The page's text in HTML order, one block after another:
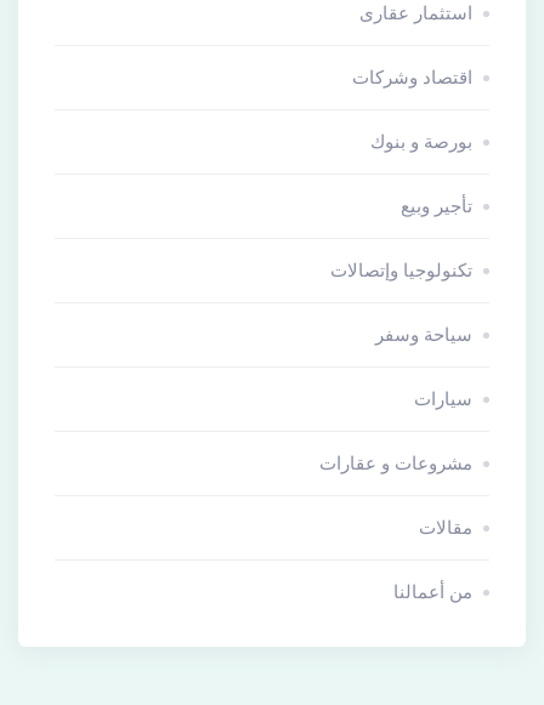
استثمار عقارى
اقتصاد وشركات
بورصة و بنوك
تأجير وبيع
تكنولوجيا وإتصالات
سياحة وسفر
سيارات
مشروعات و عقارات
مقالات
من أعمالنا